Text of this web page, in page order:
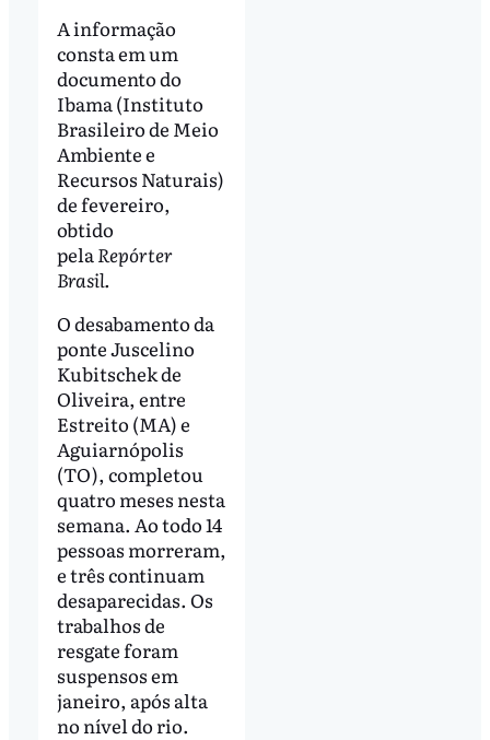
A informação
consta em um
documento do
Ibama (Instituto
Brasileiro de Meio
Ambiente e
Recursos Naturais)
de fevereiro,
obtido
pela Repórter
Brasil.
O desabamento da
ponte Juscelino
Kubitschek de
Oliveira, entre
Estreito (MA) e
Aguiarnópolis
(TO), completou
quatro meses nesta
semana. Ao todo 14
pessoas morreram,
e três continuam
desaparecidas. Os
trabalhos de
resgate foram
suspensos em
janeiro, após alta
no nível do rio.